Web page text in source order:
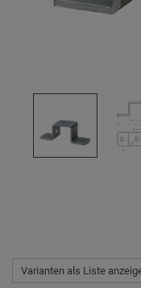
Varianten als Liste